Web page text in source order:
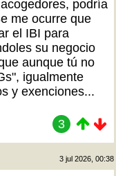
podría
me ocurre que
el IBI para
su negocio
aunque tú no
igualmente
y exenciones...
3
3 jul 2026, 00:38